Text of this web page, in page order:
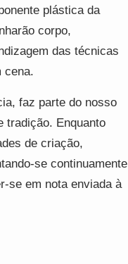
plástica da
corpo,
das técnicas
cena.
faz parte do nosso
tradição. Enquanto
de criação,
se continuamente
se em nota enviada à